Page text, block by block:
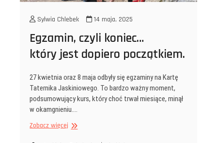
Sylwia Chlebek 14 maja, 2025
Egzamin, czyli koniec…
który jest dopiero początkiem.
27 kwietnia oraz 8 maja odbyły się egzaminy na Kartę
Taternika Jaskiniowego. To bardzo ważny moment,
podsumowujący kurs, który choć trwał miesiące, minął
w okamgnieniu.…
Zobacz więcej Egzamin,